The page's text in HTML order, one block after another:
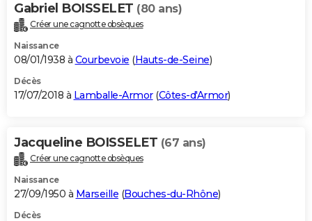
Gabriel BOISSELET (80 ans)
Créer une cagnotte obsèques
Naissance
08/01/1938 à Courbevoie (Hauts-de-Seine)
Décès
17/07/2018 à Lamballe-Armor(Côtes-d'Armor)
Jacqueline BOISSELET (67 ans)
Créer une cagnotte obsèques
Naissance
27/09/1950 à Marseille (Bouches-du-Rhône)
Décès